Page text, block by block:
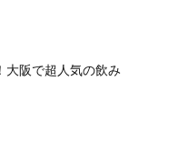
大阪で超人気の飲み